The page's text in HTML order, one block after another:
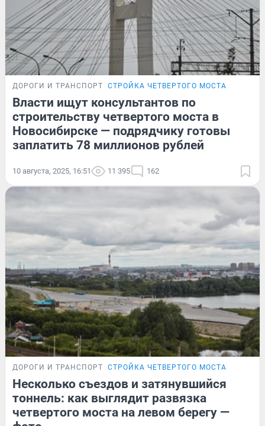
ДОРОГИ И ТРАНСПОРТ СТРОЙКА ЧЕТВЕРТОГО МОСТА
Власти ищут консультантов по
строительству четвертого моста в
Новосибирске — подрядчику готовы
заплатить 78 миллионов рублей
10 августа, 2025, 16:51 11 395 162
ДОРОГИ И ТРАНСПОРТ СТРОЙКА ЧЕТВЕРТОГО МОСТА
Несколько съездов и затянувшийся
тоннель: как выглядит развязка
четвертого моста на левом берегу —